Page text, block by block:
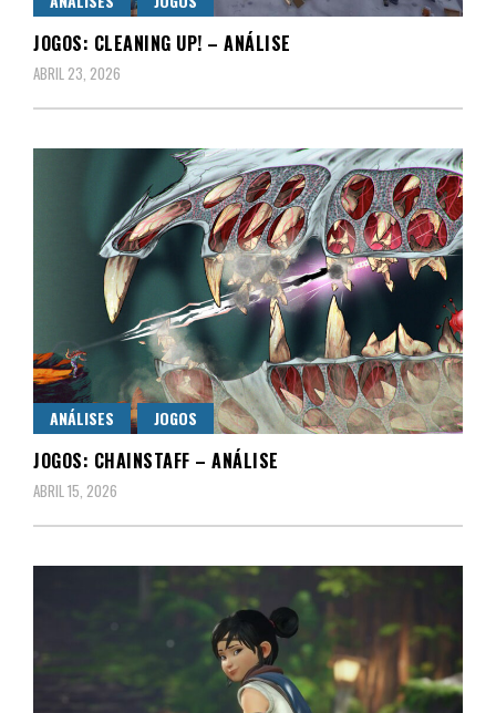
JOGOS: CLEANING UP! – ANÁLISE
ABRIL 23, 2026
ANÁLISES JOGOS
JOGOS: CHAINSTAFF – ANÁLISE
ABRIL 15, 2026